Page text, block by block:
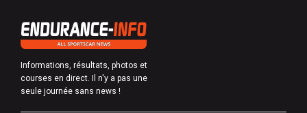
Informations, résultats, photos et
courses en direct. Il n'y a pas une
seule journée sans news !